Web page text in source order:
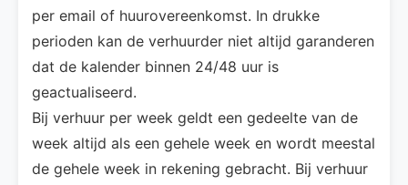
per email of huurovereenkomst. In drukke
perioden kan de verhuurder niet altijd garanderen
dat de kalender binnen 24/48 uur is
geactualiseerd.
Bij verhuur per week geldt een gedeelte van de
week altijd als een gehele week en wordt meestal
de gehele week in rekening gebracht. Bij verhuur